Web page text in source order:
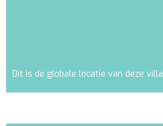
Dit is de globale locatie van deze villa